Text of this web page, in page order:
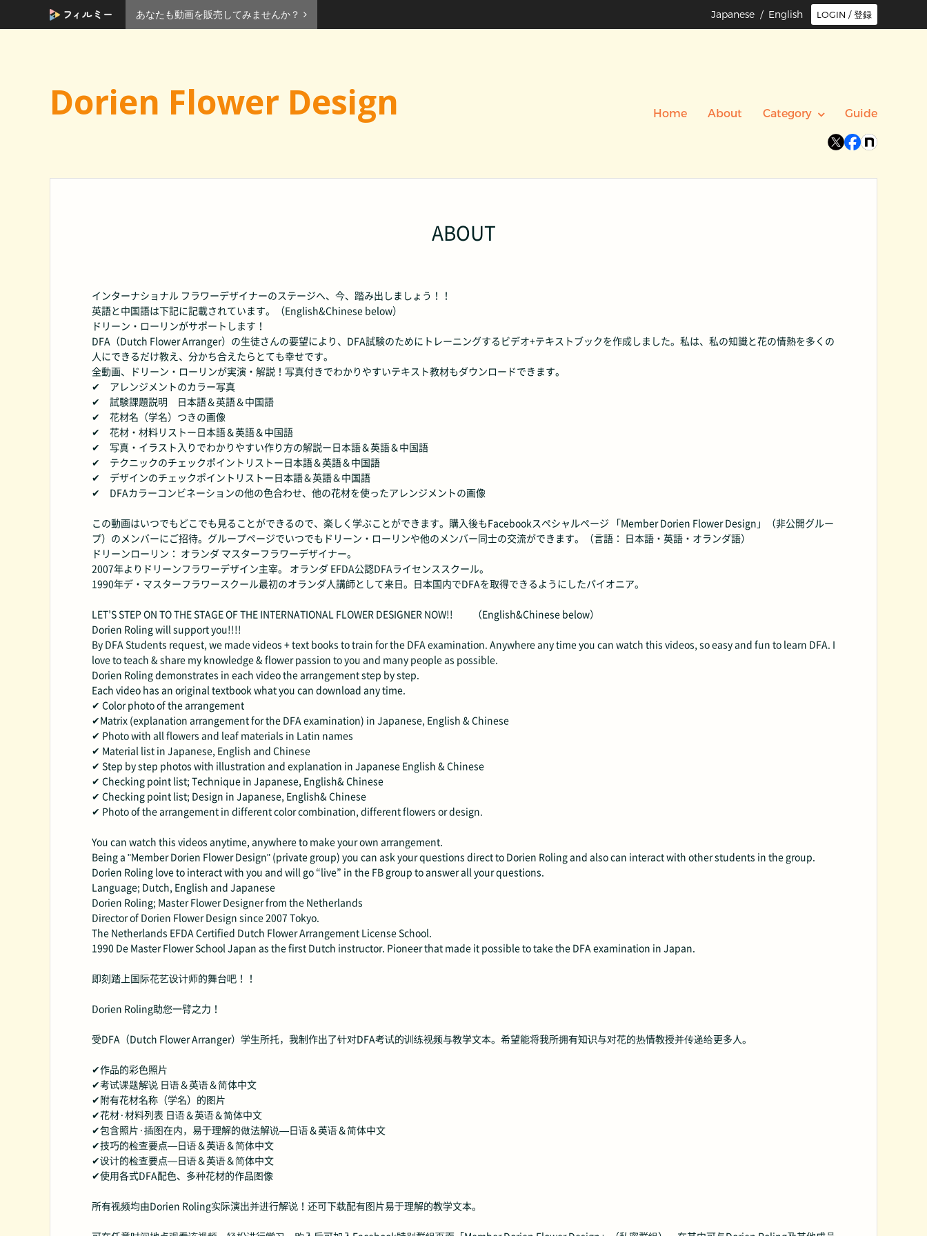
あなたも動画を販売してみませんか？ LOGIN / 登録
Japanese / English
Dorien Flower Design Home About Category Guide
ABOUT
インターナショナル フラワーデザイナーのステージへ、今、踏み出しましょう！！
英語と中国語は下記に記載されています。（English&Chinese below）
ドリーン・ローリンがサポートします！
DFA（Dutch Flower Arranger）の生徒さんの要望により、DFA試験のためにトレーニングするビデオ+テキストブックを作成しました。私は、私の知識と花の情熱を多くの
人にできるだけ教え、分かち合えたらとても幸せです。
全動画、ドリーン・ローリンが実演・解説！写真付きでわかりやすいテキスト教材もダウンロードできます。
✔ アレンジメントのカラー写真
✔ 試験課題説明 日本語＆英語＆中国語
✔ 花材名（学名）つきの画像
✔ 花材・材料リストー日本語＆英語＆中国語
✔ 写真・イラスト入りでわかりやすい作り方の解説ー日本語＆英語＆中国語
✔ テクニックのチェックポイントリストー日本語＆英語＆中国語
✔ デザインのチェックポイントリストー日本語＆英語＆中国語
✔ DFAカラーコンビネーションの他の色合わせ、他の花材を使ったアレンジメントの画像
この動画はいつでもどこでも見ることができるので、楽しく学ぶことができます。購入後もFacebookスペシャルページ 「Member Dorien Flower Design」（非公開グルー
プ）のメンバーにご招待。グループページでいつでもドリーン・ローリンや他のメンバー同士の交流ができます。（言語： 日本語・英語・オランダ語）
ドリーンローリン： オランダ マスターフラワーデザイナー。
2007年よりドリーンフラワーデザイン主宰。 オランダ EFDA公認DFAライセンススクール。
1990年デ・マスターフラワースクール最初のオランダ人講師として来日。日本国内でDFAを取得できるようにしたパイオニア。
LET’S STEP ON TO THE STAGE OF THE INTERNATIONAL FLOWER DESIGNER NOW!! （English&Chinese below）
Dorien Roling will support you!!!!
By DFA Students request, we made videos + text books to train for the DFA examination. Anywhere any time you can watch this videos, so easy and fun to learn DFA. I
love to teach & share my knowledge & flower passion to you and many people as possible.
Dorien Roling demonstrates in each video the arrangement step by step.
Each video has an original textbook what you can download any time.
✔ Color photo of the arrangement
✔Matrix (explanation arrangement for the DFA examination) in Japanese, English & Chinese
✔ Photo with all flowers and leaf materials in Latin names
✔ Material list in Japanese, English and Chinese
✔ Step by step photos with illustration and explanation in Japanese English & Chinese
✔ Checking point list; Technique in Japanese, English& Chinese
✔ Checking point list; Design in Japanese, English& Chinese
✔ Photo of the arrangement in different color combination, different flowers or design.
You can watch this videos anytime, anywhere to make your own arrangement.
Being a "Member Dorien Flower Design" (private group) you can ask your questions direct to Dorien Roling and also can interact with other students in the group.
Dorien Roling love to interact with you and will go “live” in the FB group to answer all your questions.
Language; Dutch, English and Japanese
Dorien Roling; Master Flower Designer from the Netherlands
Director of Dorien Flower Design since 2007 Tokyo.
The Netherlands EFDA Certified Dutch Flower Arrangement License School.
1990 De Master Flower School Japan as the first Dutch instructor. Pioneer that made it possible to take the DFA examination in Japan.
即刻踏上国际花艺设计师的舞台吧！！
Dorien Roling助您一臂之力！
受DFA（Dutch Flower Arranger）学生所托，我制作出了针对DFA考试的训练视频与教学文本。希望能将我所拥有知识与对花的热情教授并传递给更多人。
✔作品的彩色照片
✔考试课题解说 日语＆英语＆简体中文
✔附有花材名称（学名）的图片
✔花材·材料列表 日语＆英语＆简体中文
✔包含照片·插图在内，易于理解的做法解说—日语＆英语＆简体中文
✔技巧的检查要点—日语＆英语＆简体中文
✔设计的检查要点—日语＆英语＆简体中文
✔使用各式DFA配色、多种花材的作品图像
所有视频均由Dorien Roling实际演出并进行解说！还可下载配有图片易于理解的教学文本。